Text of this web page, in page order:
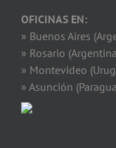
OFICINAS EN:
» Buenos Aires
» Rosario
» Montevideo
» Asunción